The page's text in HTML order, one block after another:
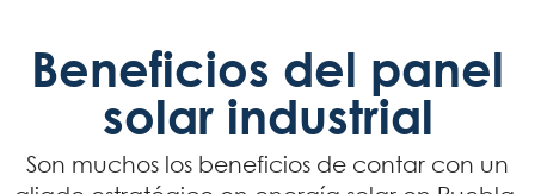
Beneficios del panel
solar industrial
Son muchos los beneficios de contar con un